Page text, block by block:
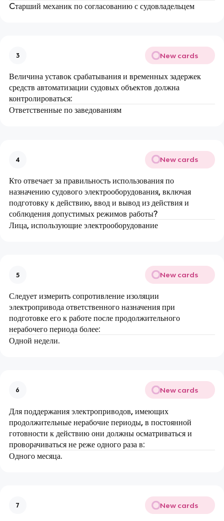
Cтарший механик по согласованию с судовладельцем
3 New cards
Величина уставок срабатывания и временных задержек
средств автоматизации судовых объектов должна
контролироваться:
Ответственные по заведованиям
4 New cards
Кто отвечает за правильность использования по
назначению судового электрооборудования, включая
подготовку к действию, ввод и вывод из действия и
соблюдения допустимых режимов работы?
Лица, использующие электрооборудование
5 New cards
Следует измерить сопротивление изоляции
электропривода ответственного назначения при
подготовке его к работе после продолжительного
нерабочего периода более:
Одной недели.
6 New cards
Для поддержания электроприводов, имеющих
продолжительные нерабочие периоды, в постоянной
готовности к действию они должны осматриваться и
проворачиваться не реже одного раза в:
Одного месяца.
7 New cards